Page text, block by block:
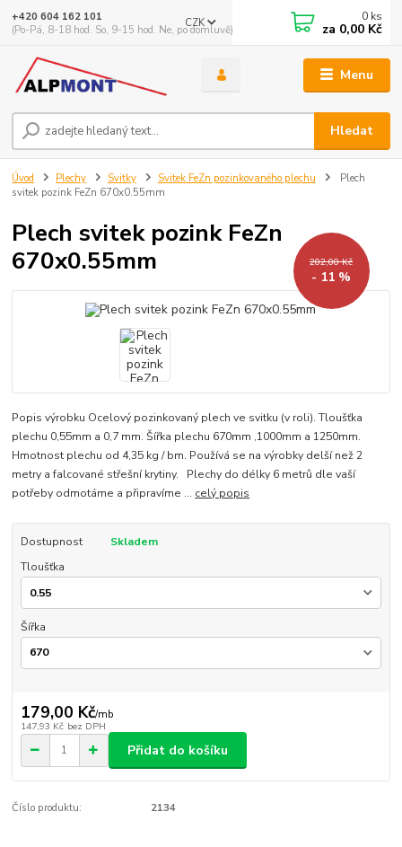
Menu
CZK
Hledat
+420 604 162 101
(Po-Pá, 8-18 hod. So, 9-15 hod. Ne, po domluvě)
0 ks
za 0,00 Kč
Úvod Plechy Svitky Svitek FeZn pozinkovaného plechu
Plech
svitek pozink FeZn 670x0.55mm
Plech svitek pozink FeZn
670x0.55mm
202,00 Kč
- 11 %
Popis výrobku Ocelový pozinkovaný plech ve svitku (v roli). Tloušťka
plechu 0,55mm a 0,7 mm. Šířka plechu 670mm ,1000mm a 1250mm.
Hmotnost plechu od 4,35 kg / bm. Používá se na výrobky delší než 2
metry a falcované střešní krytiny. Plechy do délky 6 metrů dle vaší
potřeby odmotáme a připravíme ... celý popis
Dostupnost
Skladem
Tloušťka
Šířka
179,00 Kč/mb
147,93 Kč bez DPH
Přidat do košíku
Číslo produktu: 2134